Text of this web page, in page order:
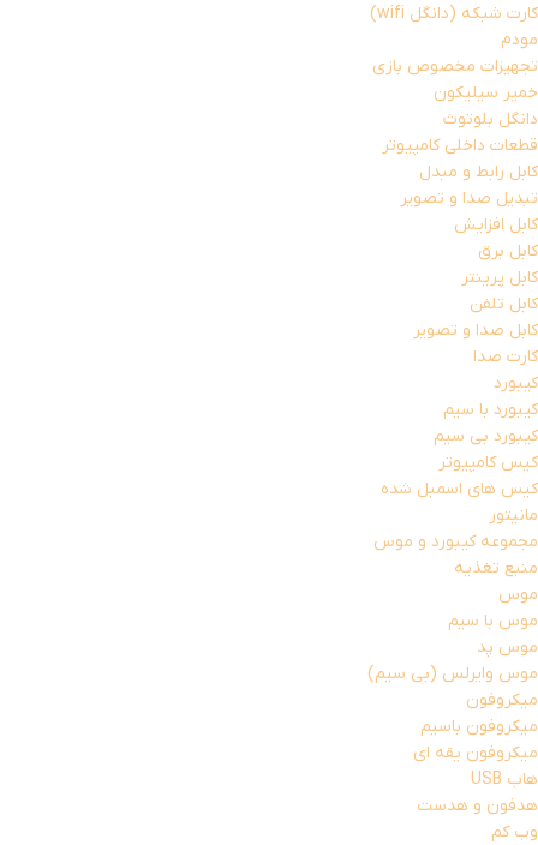
کارت شبکه (دانگل wifi)
مودم
تجهیزات مخصوص بازی
خمیر سیلیکون
دانگل بلوتوث
قطعات داخلی کامپیوتر
کابل رابط و مبدل
تبدیل صدا و تصویر
کابل افزایش
کابل برق
کابل پرینتر
کابل تلفن
کابل صدا و تصویر
کارت صدا
کیبورد
کیبورد با سیم
کیبورد بی سیم
کیس کامپیوتر
کیس های اسمبل شده
مانیتور
مجموعه کیبورد و موس
منبع تغذیه
موس
موس با سیم
موس پد
موس وایرلس (بی سیم)
میکروفون
میکروفون باسیم
میکروفون یقه ای
هاب USB
هدفون و هدست
وب کم